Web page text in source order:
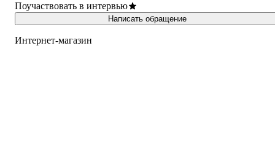
Поучаствовать в интервью
Написать обращение
Интернет-магазин